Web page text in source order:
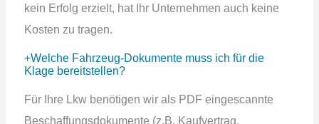
kein Erfolg erzielt, hat Ihr Unternehmen auch keine
Kosten zu tragen.
Welche Fahrzeug-Dokumente muss ich für die
Klage bereitstellen?
Für Ihre Lkw benötigen wir als PDF eingescannte
Beschaffungsdokumente (z.B. Kaufvertrag,